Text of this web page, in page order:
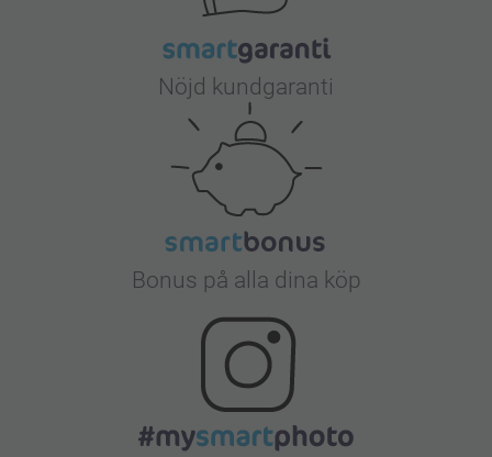
Nöjd kundgaranti
Bonus på alla dina köp